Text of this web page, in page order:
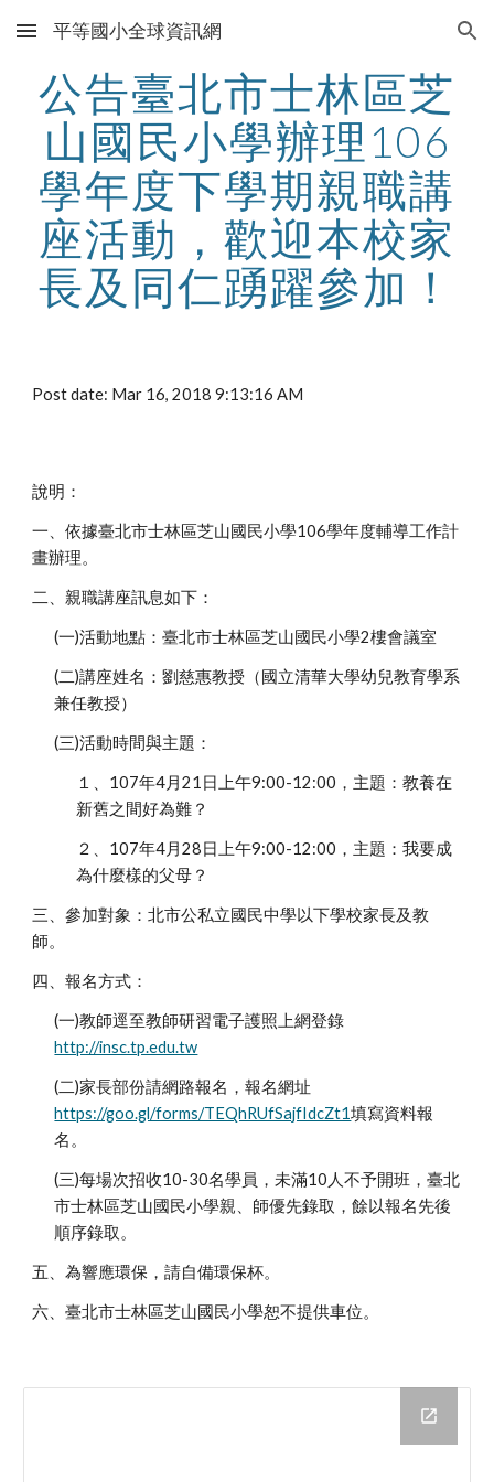
Skip to main content Skip to navigation
平等國小全球資訊網
公告臺北市士林區芝
山國民小學辦理106
學年度下學期親職講
座活動，歡迎本校家
長及同仁踴躍參加！
Post date: Mar 16, 2018 9:13:16 AM
說明：
一、依據臺北市士林區芝山國民小學106學年度輔導工作計
畫辦理。
二、親職講座訊息如下：
(一)活動地點：臺北市士林區芝山國民小學2樓會議室
(二)講座姓名：劉慈惠教授（國立清華大學幼兒教育學系
兼任教授）
(三)活動時間與主題：
１、107年4月21日上午9:00-12:00，主題：教養在
新舊之間好為難？
２、107年4月28日上午9:00-12:00，主題：我要成
為什麼樣的父母？
三、參加對象：北市公私立國民中學以下學校家長及教
師。
四、報名方式：
(一)教師逕至教師研習電子護照上網登錄
http://insc.tp.edu.tw
(二)家長部份請網路報名，報名網址
https://goo.gl/forms/TEQhRUfSajfIdcZt1填寫資料報
名。
(三)每場次招收10-30名學員，未滿10人不予開班，臺北
市士林區芝山國民小學親、師優先錄取，餘以報名先後
順序錄取。
五、為響應環保，請自備環保杯。
六、臺北市士林區芝山國民小學恕不提供車位。